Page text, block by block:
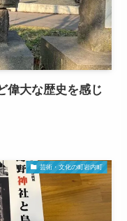
偉大な歴史を感じ
芸術・文化の町岩内町